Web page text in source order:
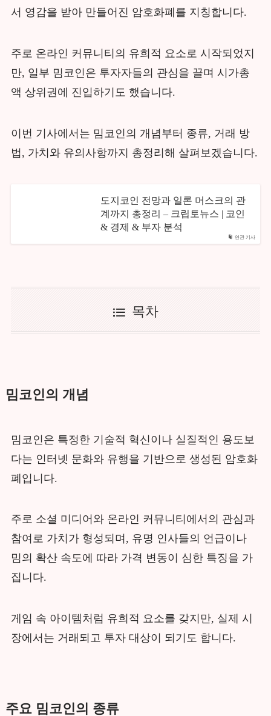
서 영감을 받아 만들어진 암호화폐를 지칭합니다.
주로 온라인 커뮤니티의 유희적 요소로 시작되었지
만, 일부 밈코인은 투자자들의 관심을 끌며 시가총
액 상위권에 진입하기도 했습니다.
이번 기사에서는 밈코인의 개념부터 종류, 거래 방
법, 가치와 유의사항까지 총정리해 살펴보겠습니다.
연관 기사
도지코인 전망과 일론 머스크의 관
계까지 총정리 – 크립토뉴스 | 코인
& 경제 & 부자 분석
목차
밈코인의 개념
밈코인은 특정한 기술적 혁신이나 실질적인 용도보
다는 인터넷 문화와 유행을 기반으로 생성된 암호화
폐입니다.
주로 소셜 미디어와 온라인 커뮤니티에서의 관심과
참여로 가치가 형성되며, 유명 인사들의 언급이나
밈의 확산 속도에 따라 가격 변동이 심한 특징을 가
집니다.
게임 속 아이템처럼 유희적 요소를 갖지만, 실제 시
장에서는 거래되고 투자 대상이 되기도 합니다.
주요 밈코인의 종류